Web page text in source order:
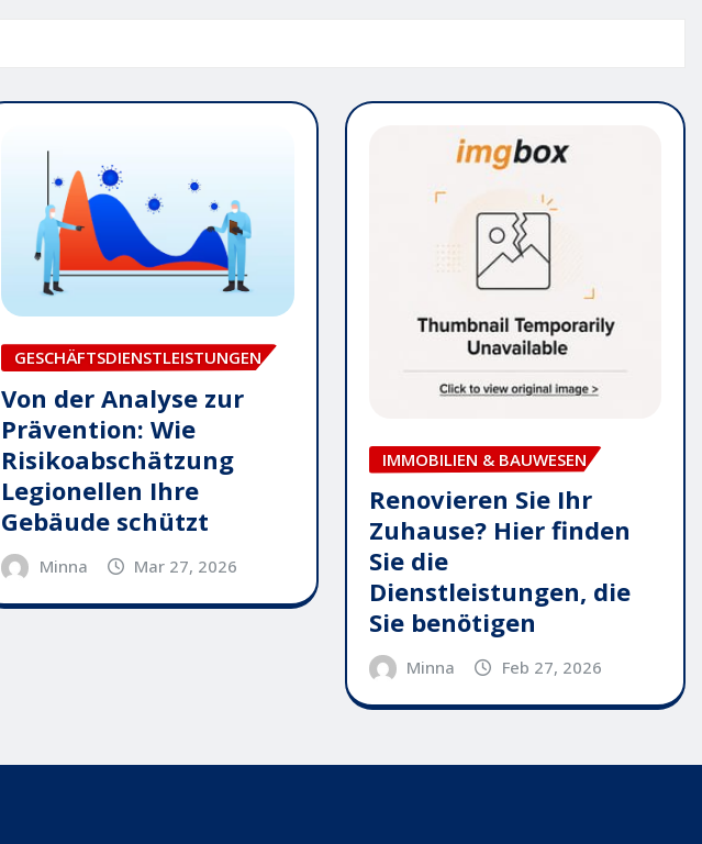
GESCHÄFTSDIENSTLEISTUNGEN
Von der Analyse zur
Prävention: Wie
Risikoabschätzung
Legionellen Ihre
Gebäude schützt
Minna Mar 27, 2026
IMMOBILIEN & BAUWESEN
Renovieren Sie Ihr
Zuhause? Hier finden
Sie die
Dienstleistungen, die
Sie benötigen
Minna Feb 27, 2026